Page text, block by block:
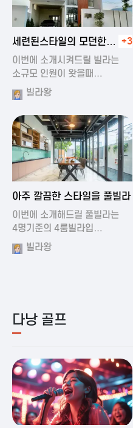
2024-11-19 01:22
세련된스타일의 모던한
풀빌라
+3
이번에 소개시켜드릴 빌라는
소규모 인원이 왓을때…
빌라왕
2024-11-19 01:01
아주 깔끔한 스타일을 풀빌라
이번에 소개해드릴 풀빌라는
4명기준의 4룸빌라입…
빌라왕
다낭 골프